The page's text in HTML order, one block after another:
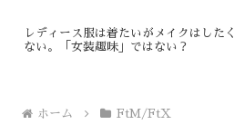
レディース服は着たいがメイクはしたく
ない。「女装趣味」ではない？
ホーム FtM/FtX